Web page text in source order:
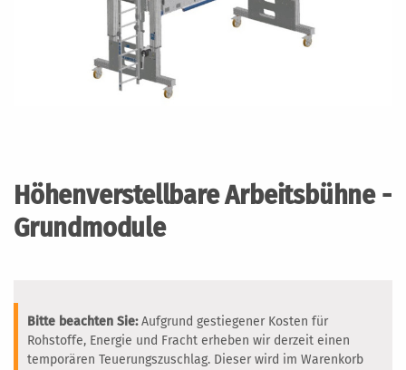
Höhenverstellbare Arbeitsbühne -
Grundmodule
Bitte beachten Sie:Aufgrund gestiegener Kosten für
Rohstoffe, Energie und Fracht erheben wir derzeit einen
temporären Teuerungszuschlag. Dieser wird im Warenkorb
Bildergalerie
springen